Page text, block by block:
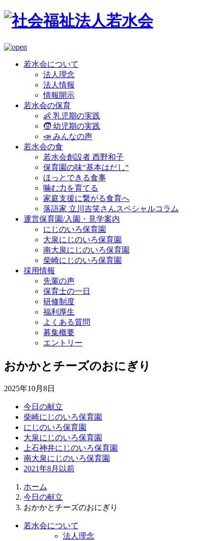
若水会について
法人理念
法人情報
情報開示
若水会の保育
👶 乳児期の実践
🧒 幼児期の実践
📣 みんなの声
若水会の食
若水会創設者 西野和子
保育園の味“基本はだし“
ほっとできる食事
噛む力を育てる
家庭支援に繋がる食育へ
落語家 立川吉笑さんスペシャルコラム
運営保育園/入園・見学案内
にじのいろ保育園
大泉にじのいろ保育園
南大泉にじのいろ保育園
柴崎にじのいろ保育園
採用情報
先輩の声
保育士の一日
研修制度
福利厚生
よくある質問
募集概要
エントリー
おかかとチーズのおにぎり
2025年10月8日
今日の献立
柴崎にじのいろ保育園
にじのいろ保育園
大泉にじのいろ保育園
上石神井にじのいろ保育園
南大泉にじのいろ保育園
2021年8月以前
ホーム
今日の献立
おかかとチーズのおにぎり
若水会について
法人理念